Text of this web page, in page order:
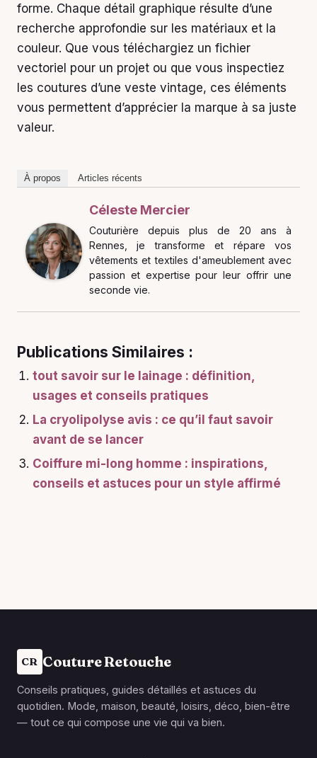
forme. Chaque détail graphique résulte d’une
recherche approfondie sur les matériaux et la
couleur. Que vous téléchargiez un fichier
vectoriel pour un projet ou que vous inspectiez
les coutures d’une veste vintage, ces éléments
vous permettent d’apprécier la marque à sa juste
valeur.
À propos Articles récents
Céleste Mercier
Couturière depuis plus de 20 ans à
Rennes, je transforme et répare vos
vêtements et textiles d'ameublement avec
passion et expertise pour leur offrir une
seconde vie.
Publications Similaires :
tout savoir sur le lainage : définition,
usages et conseils pratiques
La cryolipolyse avis : ce qu’il faut savoir
avant de se lancer
Coiffure mi-long homme : inspirations,
conseils et astuces pour un style affirmé
CR Couture Retouche
Conseils pratiques, guides détaillés et astuces du
quotidien. Mode, maison, beauté, loisirs, déco, bien-être
— tout ce qui compose une vie qui va bien.